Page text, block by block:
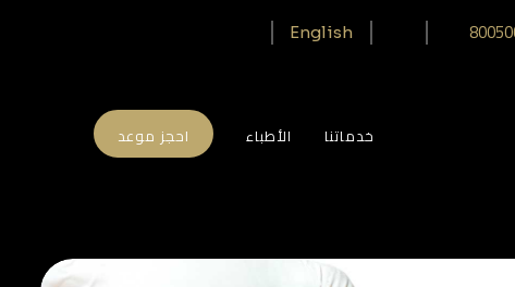
English
خدماتنا الأطباء احجز موعد